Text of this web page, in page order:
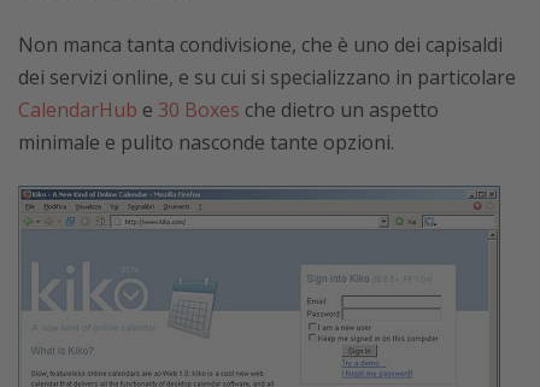
Non manca tanta condivisione, che è uno dei capisaldi
dei servizi online, e su cui si specializzano in particolare
CalendarHub e 30 Boxes che dietro un aspetto
minimale e pulito nasconde tante opzioni.